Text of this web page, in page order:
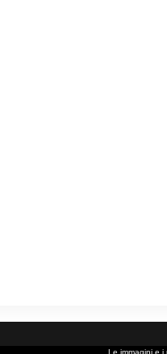
Le immagini e i